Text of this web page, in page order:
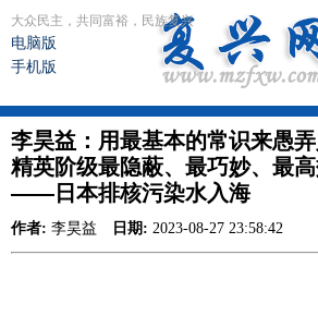
大众民主，共同富裕，民族复兴
电脑版
手机版
李昊益：用最基本的常识来愚
精英阶级最隐蔽、最巧妙、最
——日本排核污染水入海
作者: 李昊益 日期: 2023-08-27 23:58:42